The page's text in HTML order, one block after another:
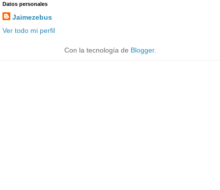
Datos personales
Jaimezebus
Ver todo mi perfil
Con la tecnología de Blogger.